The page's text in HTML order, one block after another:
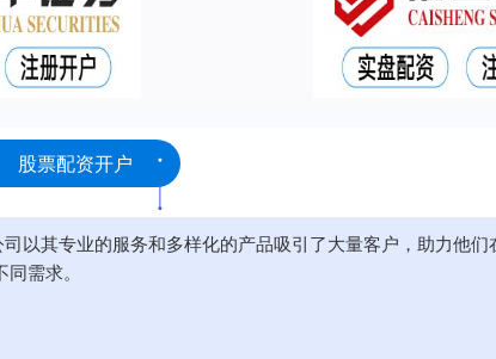
股票配资开户
以其专业的服务和多样化的产品吸引了大量客户，助力他
需求。